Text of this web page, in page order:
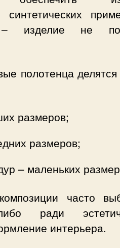
синтетических
изделие не
полотенца
размеров;
размеров;
– маленьких
часто
ради
интерьера.